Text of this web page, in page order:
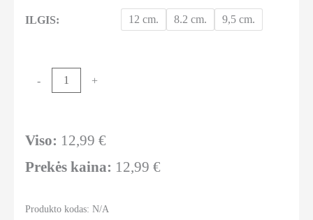
ILGIS: 12 cm. 8.2 cm. 9,5 cm.
-
lures
+
Viso: 12,99 €
Prekės kaina: 12,99 €
Produkto kodas: N/A